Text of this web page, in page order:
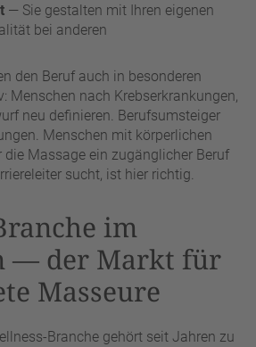
— Sie gestalten mit Ihren eigenen
bei anderen
den Beruf auch in besonderen
Menschen nach Krebserkrankungen,
neu definieren. Berufsumsteiger
Menschen mit körperlichen
die Massage ein zugänglicher Beruf
sucht, ist hier richtig.
im
— der Markt für
Masseure
Branche gehört seit Jahren zu